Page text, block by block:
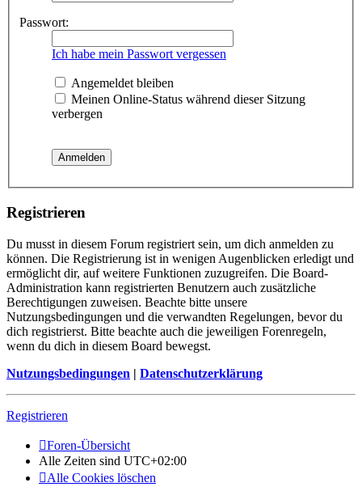
Passwort:
Ich habe mein Passwort vergessen
Angemeldet bleiben
Meinen Online-Status während dieser Sitzung
verbergen
Registrieren
Du musst in diesem Forum registriert sein, um dich anmelden zu
können. Die Registrierung ist in wenigen Augenblicken erledigt und
ermöglicht dir, auf weitere Funktionen zuzugreifen. Die Board-
Administration kann registrierten Benutzern auch zusätzliche
Berechtigungen zuweisen. Beachte bitte unsere
Nutzungsbedingungen und die verwandten Regelungen, bevor du
dich registrierst. Bitte beachte auch die jeweiligen Forenregeln,
wenn du dich in diesem Board bewegst.
Nutzungsbedingungen | Datenschutzerklärung
Registrieren
Foren-Übersicht
Alle Zeiten sind UTC+02:00
Alle Cookies löschen